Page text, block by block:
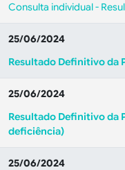
Consulta individual -
25/06/2024
Resultado Definitivo da
25/06/2024
Resultado Definitivo da
deficiência)
25/06/2024